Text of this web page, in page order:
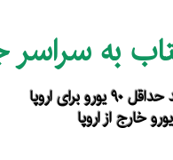
به سراسر
برای اروپا